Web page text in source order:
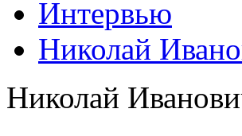
Интервью
Николай
Николай